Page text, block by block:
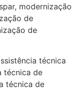
modernização
de
de
técnica
técnica de
técnica de